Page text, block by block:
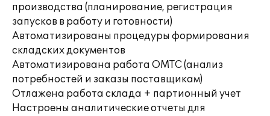
производства (планирование, регистрация
запусков в работу и готовности)
Автоматизированы процедуры формирования
складских документов
Автоматизирована работа ОМТС (анализ
потребностей и заказы поставщикам)
Отлажена работа склада + партионный учет
Настроены аналитические отчеты для